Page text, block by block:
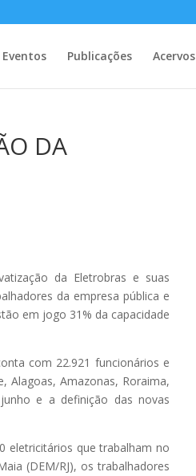
Eventos Publicações Acervos
DA
da Eletrobras e suas
da empresa pública e
em jogo 31% da capacidade
com 22.921 funcionários e
Alagoas, Amazonas, Roraima,
e a definição das novas
eletricitários que trabalham no
(DEM/RJ), os trabalhadores